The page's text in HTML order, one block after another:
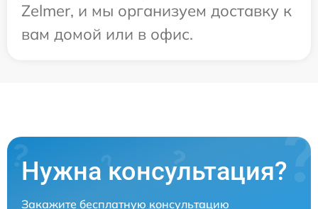
Zelmer, и мы организуем доставку к
вам домой или в офис.
Нужна консультация?
Закажите бесплатную консультацию